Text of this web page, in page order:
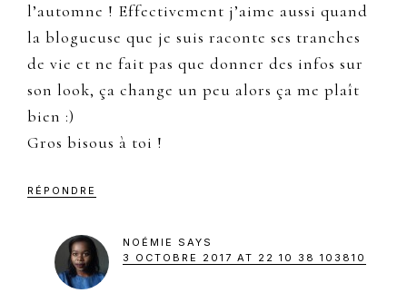
l’automne ! Effectivement j’aime aussi quand
la blogueuse que je suis raconte ses tranches
de vie et ne fait pas que donner des infos sur
son look, ça change un peu alors ça me plaît
bien :)
Gros bisous à toi !
RÉPONDRE
NOÉMIE
SAYS
3 OCTOBRE 2017 AT 22 10 38 103810